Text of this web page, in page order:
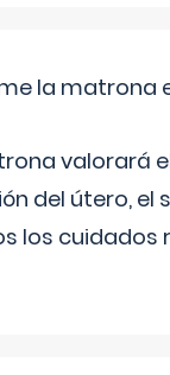
la matrona
valorará
del útero, el
los cuidados